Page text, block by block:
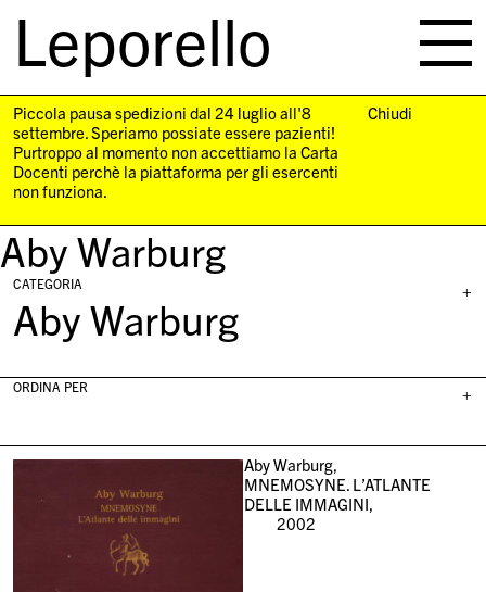
Leporello
navigation
Piccola pausa spedizioni dal 24 luglio all'8
settembre. Speriamo possiate essere pazienti!
Purtroppo al momento non accettiamo la Carta
Docenti perchè la piattaforma per gli esercenti
non funziona.
Chiudi
Aby Warburg
+
CATEGORIA
Aby Warburg
+
ORDINA PER
Aby Warburg,
MNEMOSYNE. L’ATLANTE
DELLE IMMAGINI,
2002